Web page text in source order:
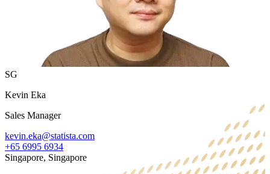
SG
Kevin Eka
Sales Manager
kevin.eka@statista.com
+65 6995 6934
Singapore, Singapore